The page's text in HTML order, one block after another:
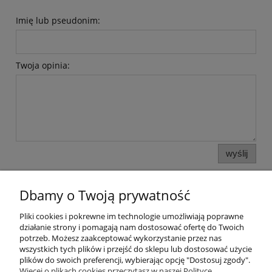
Imię lub pseudonim:
Twoja opinia:
wyślij
Pomoc
Dbamy o Twoją prywatność
Pliki cookies i pokrewne im technologie umożliwiają poprawne
działanie strony i pomagają nam dostosować ofertę do Twoich
potrzeb. Możesz zaakceptować wykorzystanie przez nas
wszystkich tych plików i przejść do sklepu lub dostosować użycie
plików do swoich preferencji, wybierając opcję "Dostosuj zgody".